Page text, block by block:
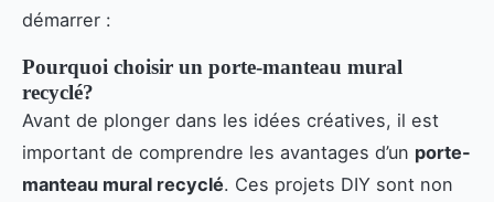
démarrer :
Pourquoi choisir un porte-manteau mural
recyclé?
Avant de plonger dans les idées créatives, il est
important de comprendre les avantages d’un porte-
manteau mural recyclé. Ces projets DIY sont non